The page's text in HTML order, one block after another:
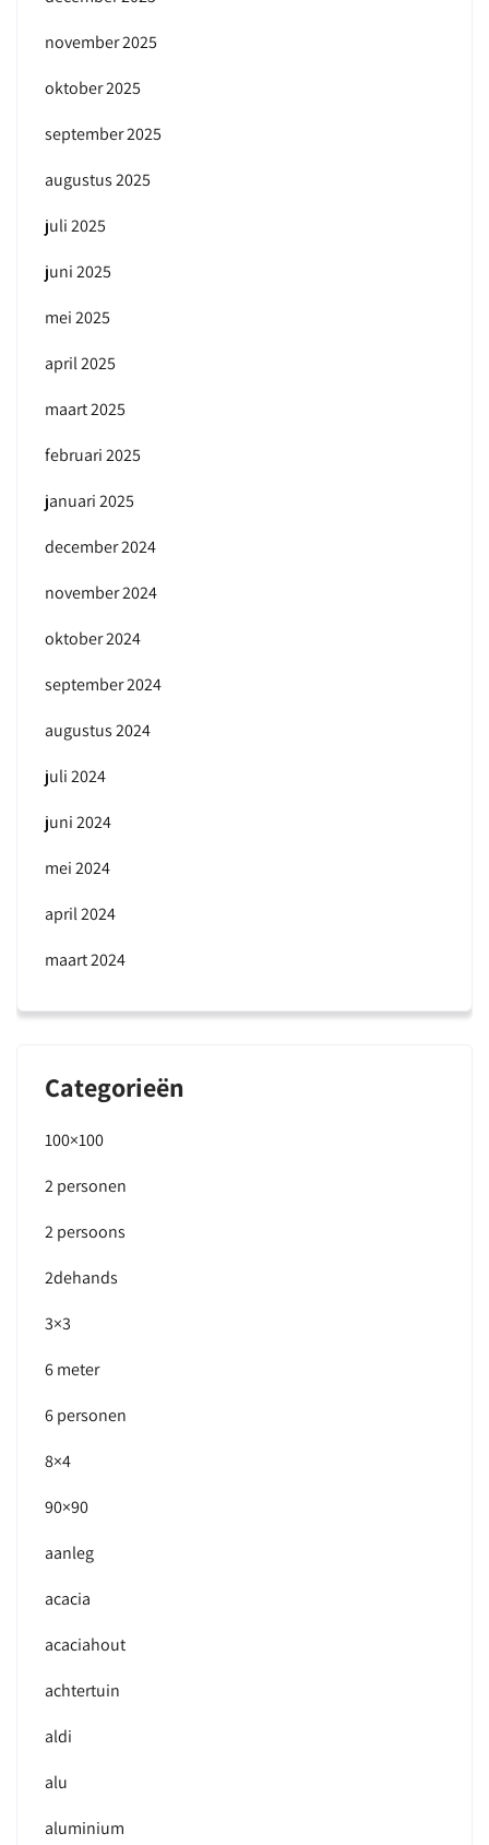
november 2025
oktober 2025
september 2025
augustus 2025
juli 2025
juni 2025
mei 2025
april 2025
maart 2025
februari 2025
januari 2025
december 2024
november 2024
oktober 2024
september 2024
augustus 2024
juli 2024
juni 2024
mei 2024
april 2024
maart 2024
Categorieën
100×100
2 personen
2 persoons
2dehands
3×3
6 meter
6 personen
8×4
90×90
aanleg
acacia
acaciahout
achtertuin
aldi
alu
aluminium